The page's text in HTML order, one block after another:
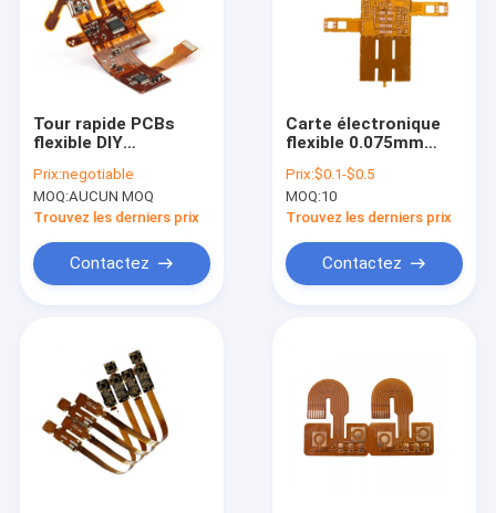
Tour rapide PCBs
flexible DIY
TG d'IATF TS16949
Prix:negotiable
MOQ:AUCUN MOQ
Trouvez les derniers prix
Contactez
Carte électronique
flexible 0.075mm
fabriquant HDI
Prix:$0.1-$0.5
MOQ:10
Trouvez les derniers prix
Contactez